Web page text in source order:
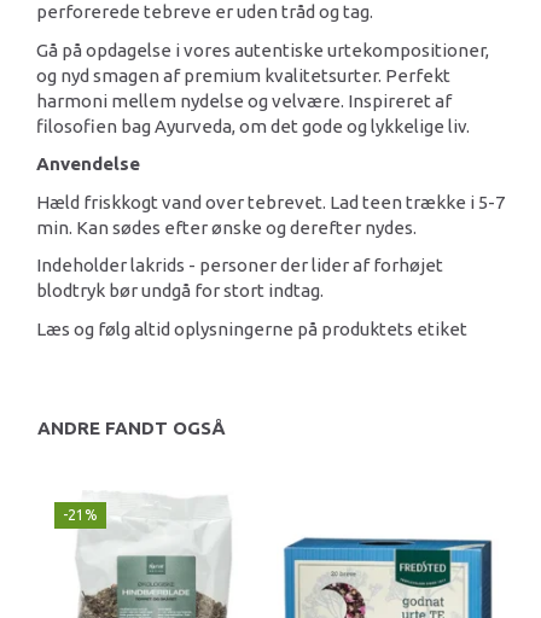
perforerede tebreve er uden tråd og tag.
Gå på opdagelse i vores autentiske urtekompositioner,
og nyd smagen af premium kvalitetsurter. Perfekt
harmoni mellem nydelse og velvære. Inspireret af
filosofien bag Ayurveda, om det gode og lykkelige liv.
Anvendelse
Hæld friskkogt vand over tebrevet. Lad teen trække i 5-7
min. Kan sødes efter ønske og derefter nydes.
Indeholder lakrids - personer der lider af forhøjet
blodtryk bør undgå for stort indtag.
Læs og følg altid oplysningerne på produktets etiket
ANDRE FANDT OGSÅ
-21%